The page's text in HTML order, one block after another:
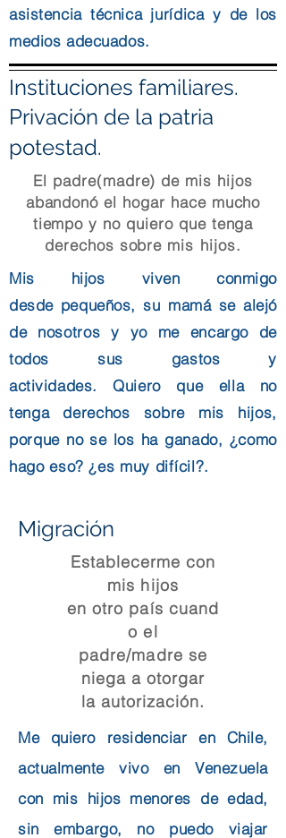
asistencia técnica jurídicay de los
medios adecuados.
Instituciones familiares.
Privación de la patria
potestad.
El padre(madre) de mis hijos
abandonó el hogar hace mucho
tiempo y no quiero que tenga
derechos sobre mis hijos.
Mis hijos viven conmigo
desde pequeños, su mamá se alejó
de nosotros y yo me encargo de
todos sus gastos y
actividades.Quiero que ella no
tenga derechos sobre mis hijos,
porque no se los ha ganado, ¿como
hago eso? ¿es muy difícil?.
Migración
Establecerme con
mis hijos
en otro país cuand
o el
padre/madre se
niega a otorgar
la autorización.
Me quiero residenciar en Chile,
actualmente vivo en Venezuela
con mis hijos menores de edad,
sin embargo, no puedo viajar